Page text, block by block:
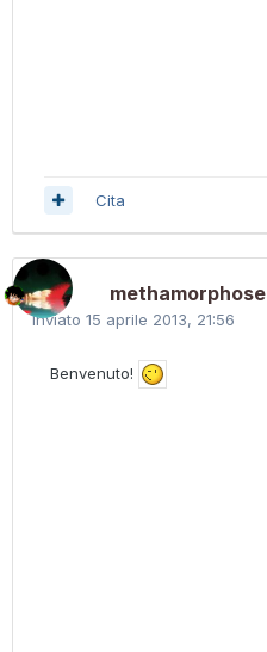
Cita
methamorphose
Inviato 15 aprile 2013, 21:56
Benvenuto!